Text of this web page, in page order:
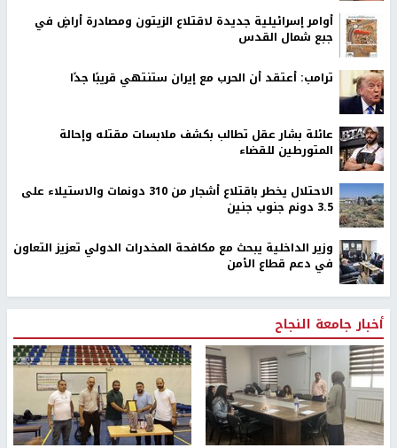
أوامر إسرائيلية جديدة لاقتلاع الزيتون ومصادرة أراضٍ في
جبع شمال القدس
ترامب: أعتقد أن الحرب مع إيران ستنتهي قريبًا جدًا
عائلة بشار عقل تطالب بكشف ملابسات مقتله وإحالة
المتورطين للقضاء
الاحتلال يخطر باقتلاع أشجار من 310 دونمات والاستيلاء على
3.5 دونم جنوب جنين
وزير الداخلية يبحث مع مكافحة المخدرات الدولي تعزيز التعاون
في دعم قطاع الأمن
أخبار جامعة النجاح